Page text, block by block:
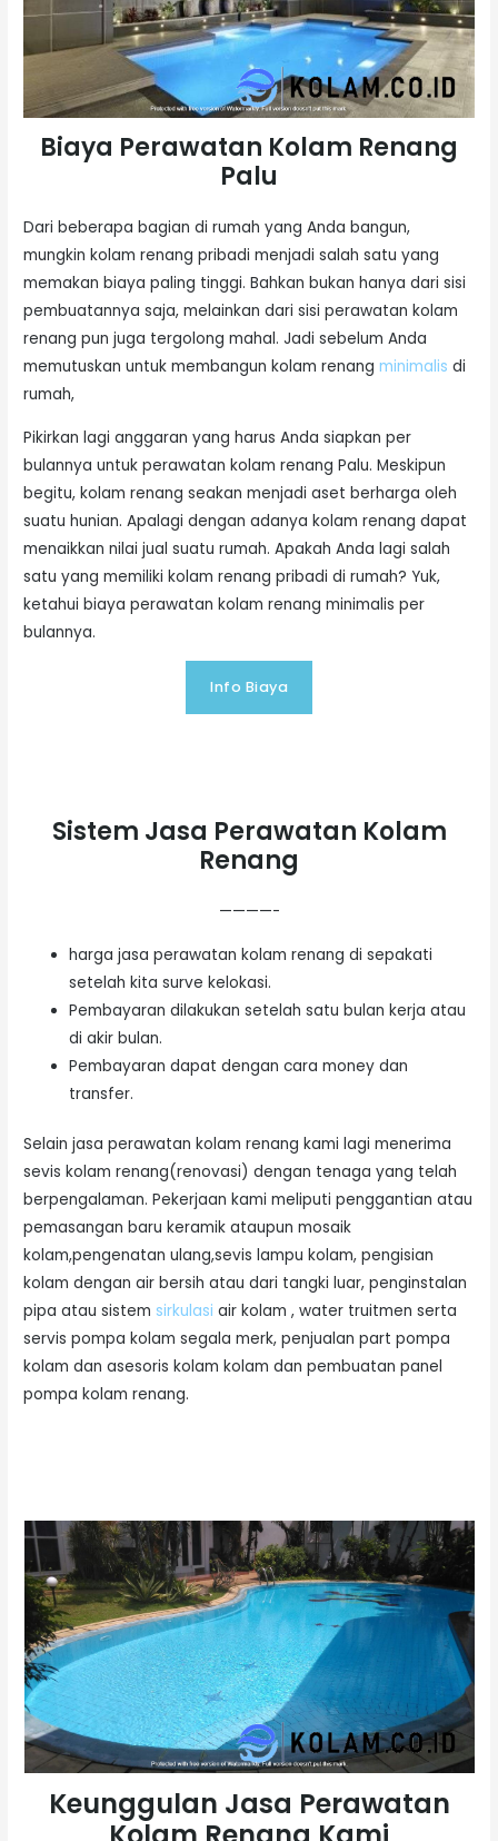
Biaya Perawatan Kolam Renang
Palu
Dari beberapa bagian di rumah yang Anda bangun,
mungkin kolam renang pribadi menjadi salah satu yang
memakan biaya paling tinggi. Bahkan bukan hanya dari sisi
pembuatannya saja, melainkan dari sisi perawatan kolam
renang pun juga tergolong mahal. Jadi sebelum Anda
memutuskan untuk membangun kolam renangminimalis di
rumah,
Pikirkan lagi anggaran yang harus Anda siapkan per
bulannya untuk perawatan kolam renang Palu. Meskipun
begitu, kolam renang seakan menjadi aset berharga oleh
suatu hunian. Apalagi dengan adanya kolam renang dapat
menaikkan nilai jual suatu rumah. Apakah Anda lagi salah
satu yang memiliki kolam renang pribadi di rumah? Yuk,
ketahui biaya perawatan kolam renang minimalis per
bulannya.
Info Biaya
Sistem Jasa Perawatan Kolam
Renang
————-
harga jasa perawatan kolam renang di sepakati
setelah kita surve kelokasi.
Pembayaran dilakukan setelah satu bulan kerja atau
di akir bulan.
Pembayaran dapat dengan cara money dan
transfer.
Selain jasa perawatan kolam renang kami lagi menerima
sevis kolam renang(renovasi) dengan tenaga yang telah
berpengalaman. Pekerjaan kami meliputi penggantian atau
pemasangan baru keramik ataupun mosaik
kolam,pengenatan ulang,sevis lampu kolam, pengisian
kolam dengan air bersih atau dari tangki luar, penginstalan
pipa atau sistem sirkulasi air kolam , water truitmen serta
servis pompa kolam segala merk, penjualan part pompa
kolam dan asesoris kolam kolam dan pembuatan panel
pompa kolam renang.
Keunggulan Jasa Perawatan